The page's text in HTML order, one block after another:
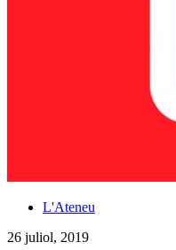
L'Ateneu
26 juliol, 2019